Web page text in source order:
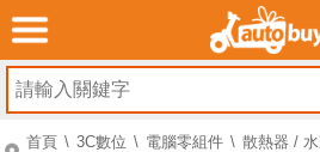
首頁 3C數位 電腦零組件
散熱器 /